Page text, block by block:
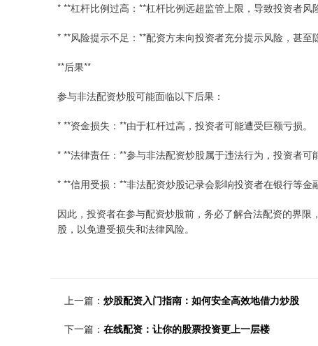
* **杠杆比例过高：**杠杆比例远超监管上限，导致投资者风
* **风险提示不足：**配资方未向投资者充分提示风险，甚至
**后果**
参与非法配资炒股可能面临以下后果：
* **资金损失：**由于杠杆过高，投资者可能遭受巨额亏损。
* **法律责任：**参与非法配资炒股属于违法行为，投资者可
* **信用受损：**非法配资炒股记录会影响投资者在银行等金
因此，投资者在参与配资炒股前，务必了解合法配资的界
股，以免遭受损失和法律风险。
上一篇： 炒股配资入门指南：如何安全高效地借力炒股
下一篇： 在线配资：让你的股票投资更上一层楼